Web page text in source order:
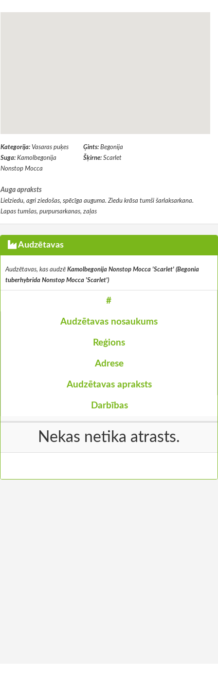
Kategorija: Vasaras puķes Ģints: Begonija
Suga: Kamolbegonija
Nonstop Mocca
Šķirne: Scarlet
Auga apraksts
Lielziedu, agri ziedošas, spēcīga auguma. Ziedu krāsa tumši šarlaksarkana.
Lapas tumšas, purpursarkanas, zaļas
Audzētavas
Audzētavas, kas audzē Kamolbegonija Nonstop Mocca 'Scarlet' (Begonia
tuberhybrida Nonstop Mocca 'Scarlet')
#
Audzētavas nosaukums
Reģions
Adrese
Audzētavas apraksts
Darbības
Nekas netika atrasts.